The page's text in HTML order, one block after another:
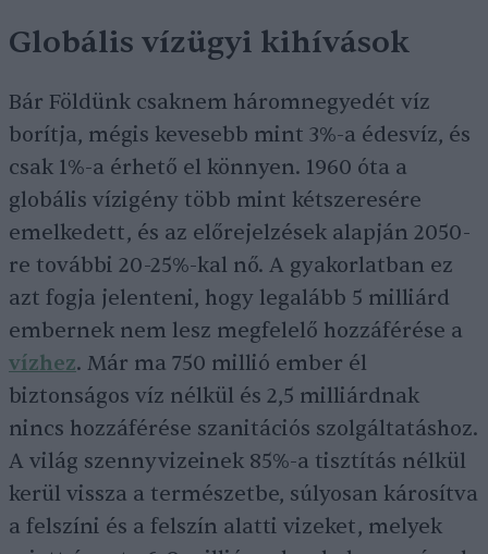
Globális vízügyi kihívások
Bár Földünk csaknem háromnegyedét víz
borítja, mégis kevesebb mint 3%-a édesvíz, és
csak 1%-a érhető el könnyen. 1960 óta a
globális vízigény több mint kétszeresére
emelkedett, és az előrejelzések alapján 2050-
re további 20-25%-kal nő. A gyakorlatban ez
azt fogja jelenteni, hogy legalább 5 milliárd
embernek nem lesz megfelelő hozzáférése a
vízhez. Már ma 750 millió ember él
biztonságos víz nélkül és 2,5 milliárdnak
nincs hozzáférése szanitációs szolgáltatáshoz.
A világ szennyvizeinek 85%-a tisztítás nélkül
kerül vissza a természetbe, súlyosan károsítva
a felszíni és a felszín alatti vizeket, melyek